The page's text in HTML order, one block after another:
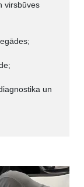
virsbūves
un